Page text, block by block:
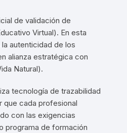
de validación de
Virtual). En esta
autenticidad de los
alianza estratégica con
Natural).
tecnología de trazabilidad
que cada profesional
con las exigencias
programa de formación